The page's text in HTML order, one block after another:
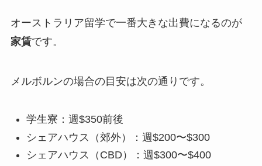
オーストラリア留学で一番大きな出費になるのが
家賃です。
メルボルンの場合の目安は次の通りです。
学生寮：週$350前後
シェアハウス（郊外）：週$200〜$300
シェアハウス（CBD）：週$300〜$400